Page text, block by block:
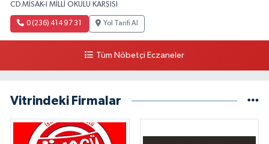
CD.MİSAK-I MİLLİ OKULU KARŞISI
0 (236) 414 97 31 Yol Tarifi Al
Tüm Nöbetçi Eczaneler
Vitrindeki Firmalar